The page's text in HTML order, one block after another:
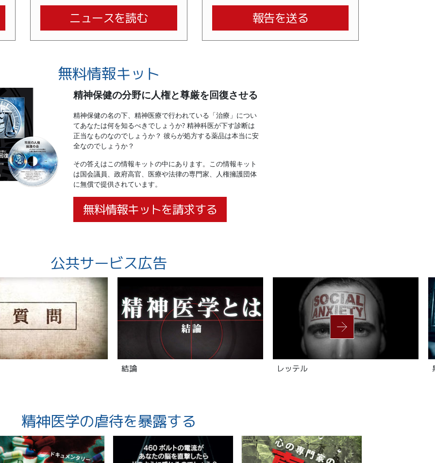
ニュースを読む 報告を送る
無料情報キット
精神保健の分野に人権と尊厳を回復させる
精神保健の名の下、精神医療で行われている「治療」につい
てあなたは何を知るべきでしょうか? 精神科医が下す診断は
正当なものなのでしょうか？ 彼らが処方する薬品は本当に安
全なのでしょうか？
その答えはこの情報キットの中にあります。この情報キット
は国会議員、政府高官、医療や法律の専門家、人権擁護団体
に無償で提供されています。
無料情報キットを請求する
公共サービス広告
結論 レッテル
精神医学の虐待を暴露する